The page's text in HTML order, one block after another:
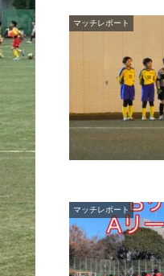
マッチレポート
マッチレポート